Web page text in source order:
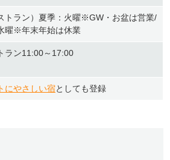
トラン）夏季：火曜※GW・お盆は営業/
曜※年末年始は休業
ラン11:00～17:00
にやさしい宿としても登録